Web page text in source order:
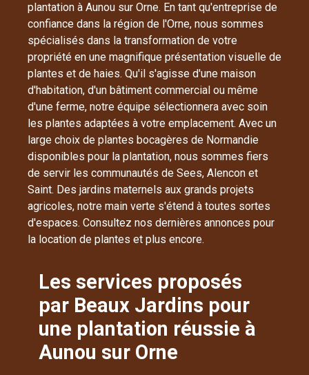
plantation à Aunou sur Orne. En tant qu'entreprise de
confiance dans la région de l'Orne, nous sommes
spécialisés dans la transformation de votre
propriété en une magnifique présentation visuelle de
plantes et de haies. Qu'il s'agisse d'une maison
d'habitation, d'un bâtiment commercial ou même
d'une ferme, notre équipe sélectionnera avec soin
les plantes adaptées à votre emplacement. Avec un
large choix de plantes bocagères de Normandie
disponibles pour la plantation, nous sommes fiers
de servir les communautés de Sees, Alencon et
Saint. Des jardins maternels aux grands projets
agricoles, notre main verte s'étend à toutes sortes
d'espaces. Consultez nos dernières annonces pour
la location de plantes et plus encore.
Les services proposés
par Beaux Jardins pour
une plantation réussie à
Aunou sur Orne